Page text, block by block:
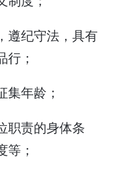
遵纪守法，具有
行；
集年龄；
职责的身体条
等；